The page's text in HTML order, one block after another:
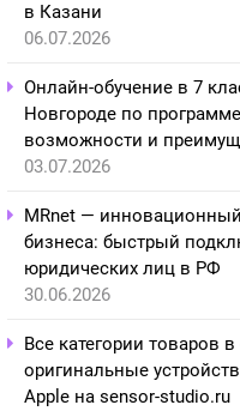
в Казани
06.07.2026
Онлайн-обучение в 7
Новгороде по
возможности и
03.07.2026
MRnet —
бизнеса: быстрый
юридических лиц в РФ
30.06.2026
Все категории товаров
оригинальные
Apple на sensor-studio.ru